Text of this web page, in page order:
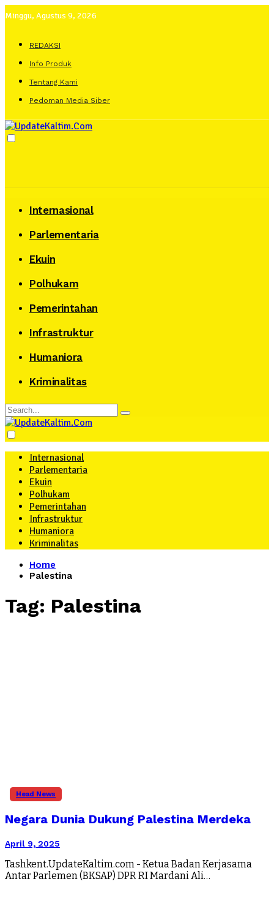
Minggu, Agustus 9, 2026
REDAKSI
Info Produk
Tentang Kami
Pedoman Media Siber
Internasional
Parlementaria
Ekuin
Polhukam
Pemerintahan
Infrastruktur
Humaniora
Kriminalitas
Internasional
Parlementaria
Ekuin
Polhukam
Pemerintahan
Infrastruktur
Humaniora
Kriminalitas
Home
Palestina
Tag: Palestina
Head News
Negara Dunia Dukung Palestina Merdeka
April 9, 2025
Tashkent.UpdateKaltim.com - Ketua Badan Kerjasama
Antar Parlemen (BKSAP) DPR RI Mardani Ali…